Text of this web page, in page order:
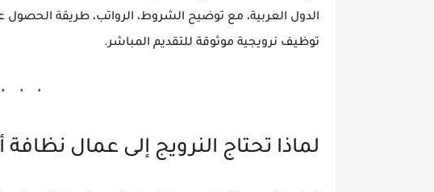
الدول العربية، مع توضيح الشروط، الرواتب، طريقة
توظيف نرويجية موثوقة للتقديم المباشر.
لماذا تحتاج النرويج إلى عمال نظافة